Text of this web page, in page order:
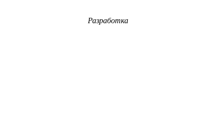
Разработка